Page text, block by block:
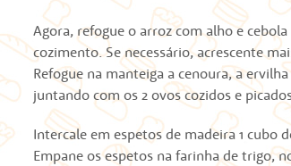
Agora, refogue o arroz com alho e
cozimento. Se necessário, acrescente
Refogue na manteiga a cenoura, a
juntando com os 2 ovos cozidos e
Intercale em espetos de madeira 1 cubo
Empane os espetos na farinha de trigo,